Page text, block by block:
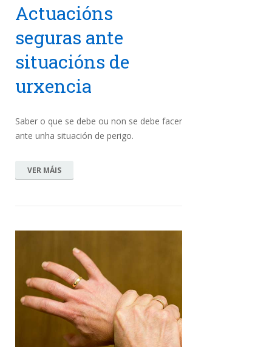
Actuacións
seguras ante
situacións de
urxencia
Saber o que se debe ou non se debe facer
ante unha situación de perigo.
VER MÁIS